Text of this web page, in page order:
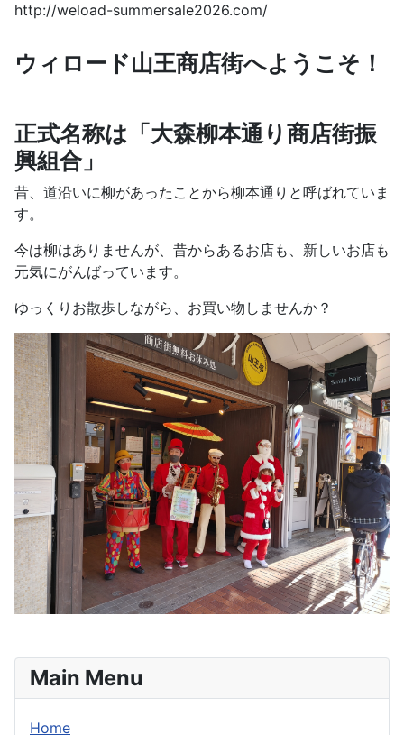
http://weload-summersale2026.com/
ウィロード山王商店街へようこそ！
正式名称は「大森柳本通り商店街振
興組合」
昔、道沿いに柳があったことから柳本通りと呼ばれていま
す。
今は柳はありませんが、昔からあるお店も、新しいお店も
元気にがんばっています。
ゆっくりお散歩しながら、お買い物しませんか？
Main Menu
Home